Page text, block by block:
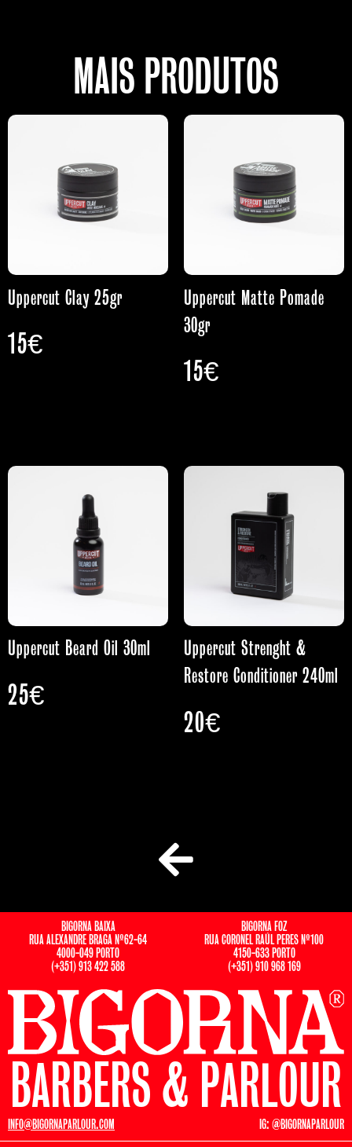
MAIS PRODUTOS
Uppercut Clay 25gr
15€
Uppercut Matte Pomade
30gr
15€
Uppercut Beard Oil 30ml
25€
Uppercut Strenght &
Restore Conditioner 240ml
20€
BIGORNA BAIXA
RUA ALEXANDRE BRAGA Nº62-64
4000-049 PORTO
(+351) 913 422 588
BIGORNA FOZ
RUA CORONEL RAÚL PERES Nº100
4150-633 PORTO
(+351) 910 968 169
BARBERS & PARLOUR
INFO@BIGORNAPARLOUR.COM IG: @BIGORNAPARLOUR